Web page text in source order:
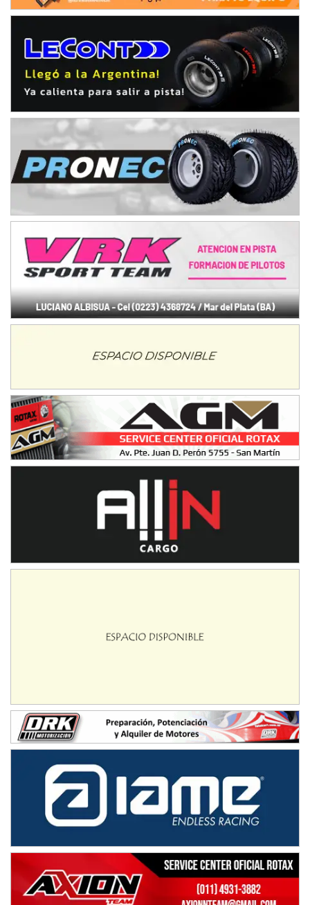
Avellaneda (Santa Fe)
SUR SANTAFESINO - F4
José Samuel Sánchez (Tierra)
Rufino (Santa Fe)
TUCUMANO - F5
Juan Navarro (Asfalto)
El Timbó (Tucumán)